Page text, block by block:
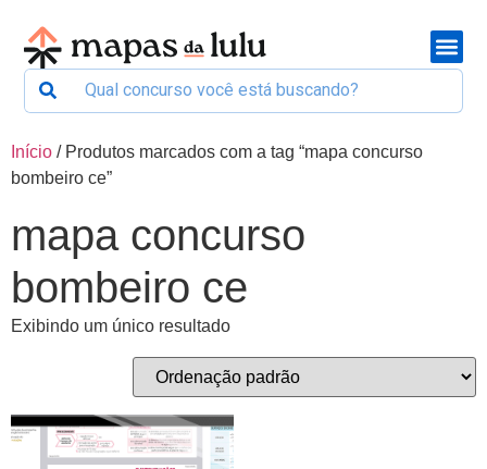
Início / Produtos marcados com a tag “mapa concurso
bombeiro ce”
mapa concurso
bombeiro ce
Exibindo um único resultado